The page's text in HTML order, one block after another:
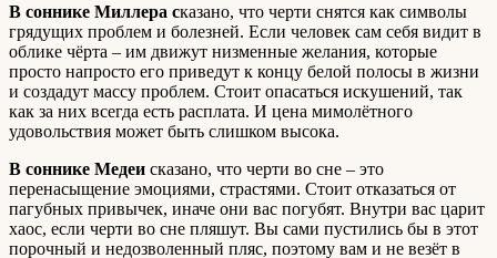
В соннике Миллера сказано, что черти снятся как символы
грядущих проблем и болезней. Если человек сам себя видит в
облике чёрта – им движут низменные желания, которые
просто напросто его приведут к концу белой полосы в жизни
и создадут массу проблем. Стоит опасаться искушений, так
как за них всегда есть расплата. И цена мимолётного
удовольствия может быть слишком высока.
В соннике Медеи сказано, что черти во сне – это
перенасыщение эмоциями, страстями. Стоит отказаться от
пагубных привычек, иначе они вас погубят. Внутри вас царит
хаос, если черти во сне пляшут. Вы сами пустились бы в этот
порочный и недозволенный пляс, поэтому вам и не везёт в